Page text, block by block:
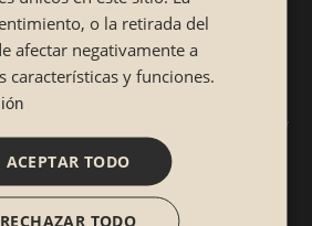
paraprevenir enfermedades
prematuro.
y vitaminas
ayudándote a mejorar su elasticidad y
causados por los rayos UV.
o la retirada del
afectar negativamente a
características y funciones.
ACEPTAR TODO
RECHAZAR TODO